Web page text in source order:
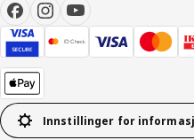
Innstillinger for